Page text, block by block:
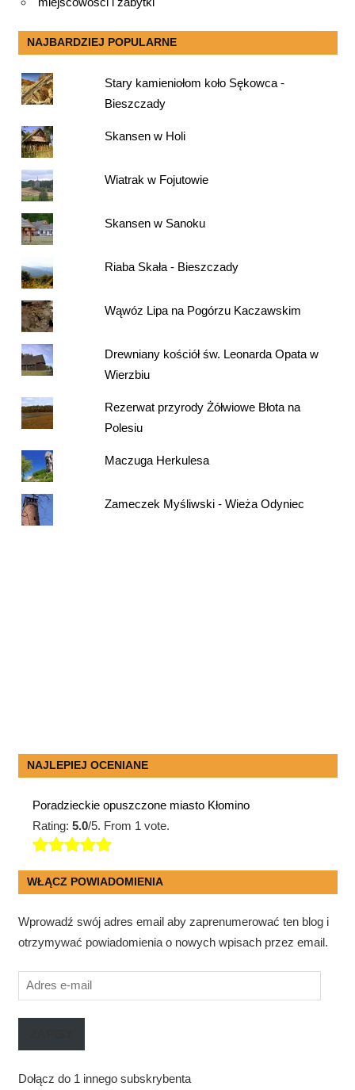
miejscowości i zabytki
NAJBARDZIEJ POPULARNE
Stary kamieniołom koło Sękowca -
Bieszczady
Skansen w Holi
Wiatrak w Fojutowie
Skansen w Sanoku
Riaba Skała - Bieszczady
Wąwóz Lipa na Pogórzu Kaczawskim
Drewniany kościół św. Leonarda Opata w
Wierzbiu
Rezerwat przyrody Żółwiowe Błota na
Polesiu
Maczuga Herkulesa
Zameczek Myśliwski - Wieża Odyniec
NAJLEPIEJ OCENIANE
Poradzieckie opuszczone miasto Kłomino
Rating:5.0/5. From 1 vote.
WŁĄCZ POWIADOMIENIA
Wprowadź swój adres email aby zaprenumerować ten blog i
otrzymywać powiadomienia o nowych wpisach przez email.
Adres
e-
mail
Dołącz do 1 innego subskrybenta